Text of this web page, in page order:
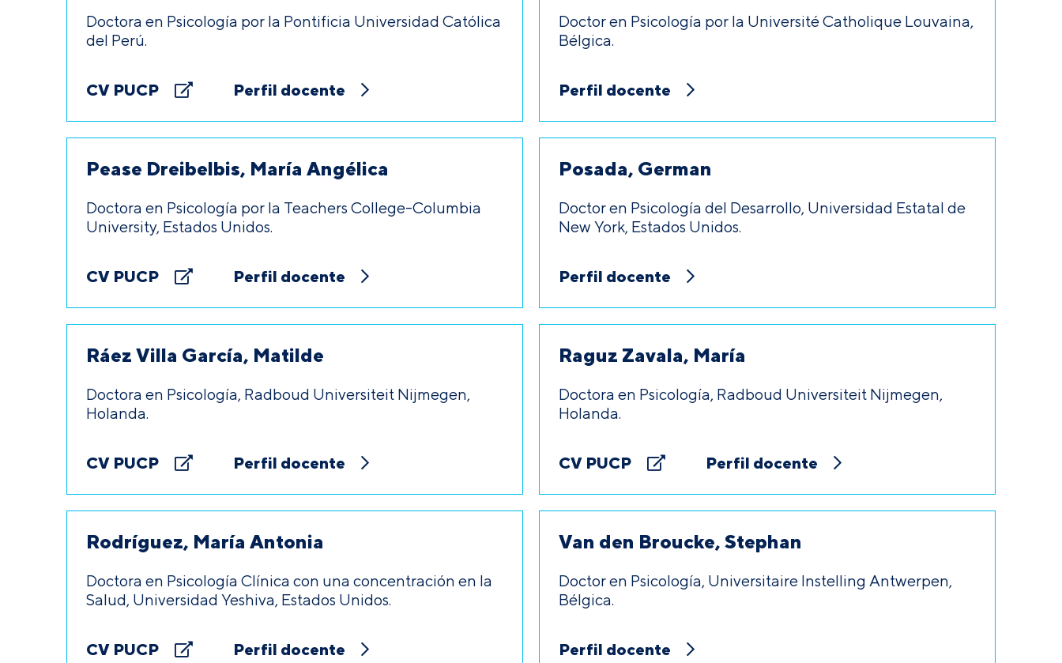
Doctora en Psicología por la Pontificia Universidad Católica
del Perú.
CV PUCP Perfil docente
Doctor en Psicología por la Université Catholique Louvaina,
Bélgica.
Perfil docente
Pease Dreibelbis, María Angélica
Doctora en Psicología por la Teachers College-Columbia
University, Estados Unidos.
CV PUCP Perfil docente
Posada, German
Doctor en Psicología del Desarrollo, Universidad Estatal de
New York, Estados Unidos.
Perfil docente
Ráez Villa García, Matilde
Doctora en Psicología, Radboud Universiteit Nijmegen,
Holanda.
CV PUCP Perfil docente
Raguz Zavala, María
Doctora en Psicología, Radboud Universiteit Nijmegen,
Holanda.
CV PUCP Perfil docente
Rodríguez, María Antonia
Doctora en Psicología Clínica con una concentración en la
Salud, Universidad Yeshiva, Estados Unidos.
CV PUCP Perfil docente
Van den Broucke, Stephan
Doctor en Psicología, Universitaire Instelling Antwerpen,
Bélgica.
Perfil docente